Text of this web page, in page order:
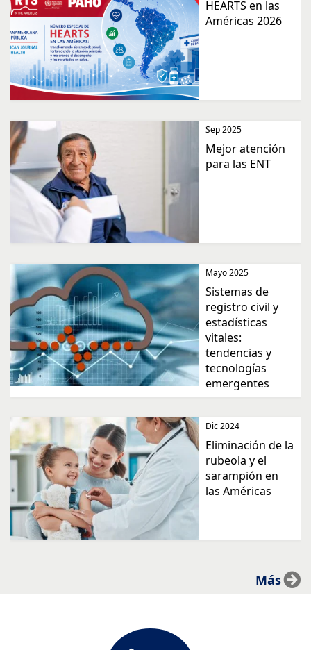
HEARTS en las
Américas 2026
Sep 2025
Mejor atención
para las ENT
Mayo 2025
Sistemas de
registro civil y
estadísticas
vitales:
tendencias y
tecnologías
emergentes
Dic 2024
Eliminación de la
rubeola y el
sarampión en
las Américas
Más